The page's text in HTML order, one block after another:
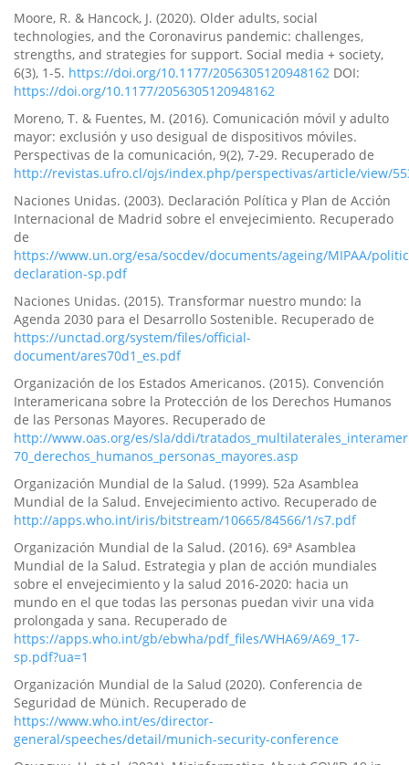
Moore, R. & Hancock, J. (2020). Older adults, social
technologies, and the Coronavirus pandemic: challenges,
strengths, and strategies for support. Social media + society,
6(3), 1-5. https://doi.org/10.1177/2056305120948162 DOI:
https://doi.org/10.1177/2056305120948162
Moreno, T. & Fuentes, M. (2016). Comunicación móvil y adulto
mayor: exclusión y uso desigual de dispositivos móviles.
Perspectivas de la comunicación, 9(2), 7-29. Recuperado de
http://revistas.ufro.cl/ojs/index.php/perspectivas/article/view/
Naciones Unidas. (2003). Declaración Política y Plan de Acción
Internacional de Madrid sobre el envejecimiento. Recuperado
de
https://www.un.org/esa/socdev/documents/ageing/MIPAA/
declaration-sp.pdf
Naciones Unidas. (2015). Transformar nuestro mundo: la
Agenda 2030 para el Desarrollo Sostenible. Recuperado de
https://unctad.org/system/files/official-
document/ares70d1_es.pdf
Organización de los Estados Americanos. (2015). Convención
Interamericana sobre la Protección de los Derechos Humanos
de las Personas Mayores. Recuperado de
http://www.oas.org/es/sla/ddi/
70_derechos_humanos_personas_mayores.asp
Organización Mundial de la Salud. (1999). 52a Asamblea
Mundial de la Salud. Envejecimiento activo. Recuperado de
http://apps.who.int/iris/bitstream/10665/84566/1/s7.pdf
Organización Mundial de la Salud. (2016). 69ª Asamblea
Mundial de la Salud. Estrategia y plan de acción mundiales
sobre el envejecimiento y la salud 2016-2020: hacia un
mundo en el que todas las personas puedan vivir una vida
prolongada y sana. Recuperado de
https://apps.who.int/gb/ebwha/pdf_files/WHA69/A69_17-
sp.pdf?ua=1
Organización Mundial de la Salud (2020). Conferencia de
Seguridad de Münich. Recuperado de
https://www.who.int/es/director-
general/speeches/detail/munich-security-conference